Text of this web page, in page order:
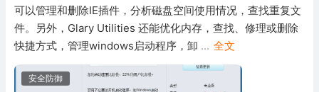
可以管理和删除IE插件，分析磁盘空间使用情况，查找重复文
件。另外，Glary Utilities 还能优化内存，查找、修理或删除
快捷方式，管理windows启动程序，卸 ... 全文
安全防御